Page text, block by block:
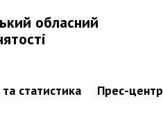
обласний
статистика Прес-центр